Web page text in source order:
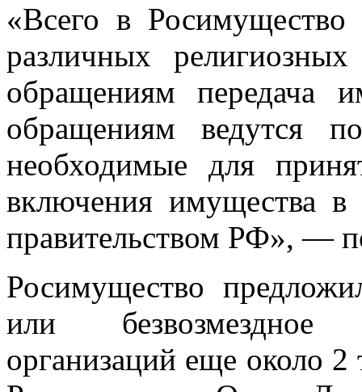
«Всего в
различных
обращениям передача
обращениям ведутся
необходимые для
включения имущества в
правительством РФ», —
Росимущество
или безвозмездное
организаций еще около